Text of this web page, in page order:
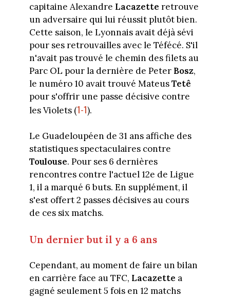
capitaine Alexandre Lacazette retrouve
un adversaire qui lui réussit plutôt bien.
Cette saison, le Lyonnais avait déjà sévi
pour ses retrouvailles avec le Téfécé. S'il
n'avait pas trouvé le chemin des filets au
Parc OL pour la dernière de Peter Bosz,
le numéro 10 avait trouvé MateusTetê
pour s'offrir une passe décisive contre
les Violets (1-1).
Le Guadeloupéen de 31 ans affiche des
statistiques spectaculaires contre
Toulouse. Pour ses 6 dernières
rencontres contre l'actuel 12e de Ligue
1, il a marqué 6 buts. En supplément, il
s'est offert 2 passes décisives au cours
de ces six matchs.
Un dernier but il y a 6 ans
Cependant, au moment de faire un bilan
en carrière face au TFC, Lacazette a
gagné seulement 5 fois en 12 matchs